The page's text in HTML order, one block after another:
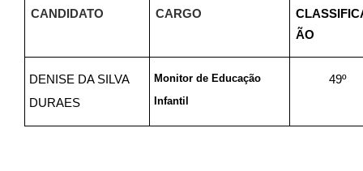
CANDIDATO CARGO
ÃO
DENISE DA SILVA
DURAES
Monitor de Educação
Infantil
49º